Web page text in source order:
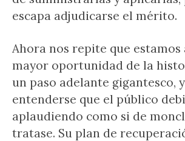
escapa adjudicarse el mérito.
Ahora nos repite que estamos
mayor oportunidad de la
un paso adelante gigantesco,
entenderse que el público
aplaudiendo como si de
tratase. Su plan de